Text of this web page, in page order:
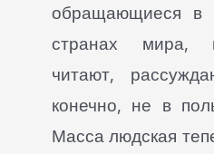
обращающиеся в
странах мира,
читают,
конечно, не в
Масса людская